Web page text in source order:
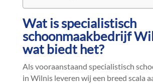
Wat is specialistisch
schoonmaakbedrijf
wat biedt het?
Als vooraanstaand specialistisch
in Wilnis leveren wij een breed scala